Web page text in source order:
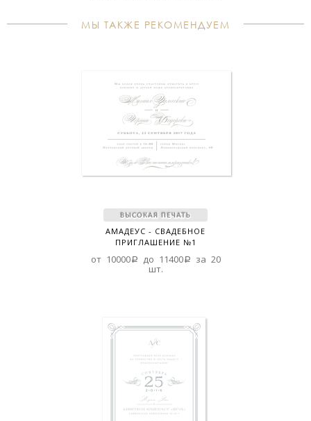
МЫ ТАКЖЕ РЕКОМЕНДУЕМ
АМАДЕУС - СВАДЕБНОЕ
ПРИГЛАШЕНИЕ №1
от 10000a до 11400a за 20
шт.